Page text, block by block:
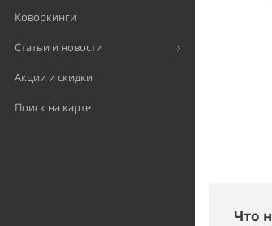
Коворкинги
Статьи и новости
Акции и скидки
Поиск на карте
Что